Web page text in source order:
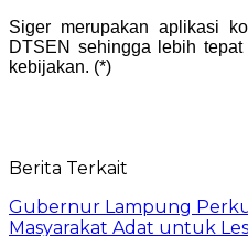
Siger merupakan aplikasi
DTSEN sehingga lebih
kebijakan. (*)
Berita Terkait
Gubernur Lampung
Masyarakat Adat untuk